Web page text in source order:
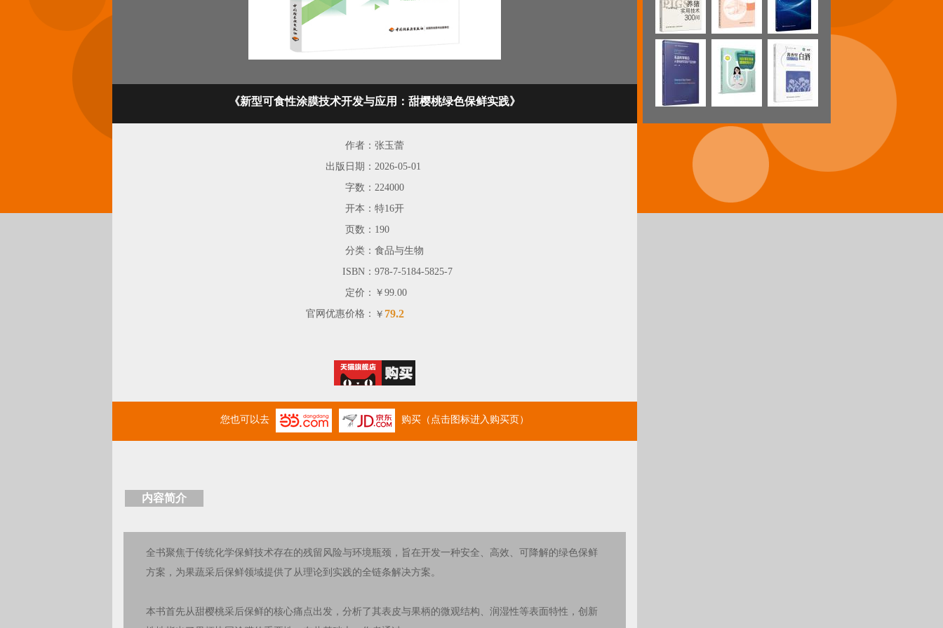
《新型可食性涂膜技术开发与应用：甜樱桃绿色保鲜实践》
作者： 张玉蕾
出版日期： 2026-05-01
字数： 224000
开本： 特16开
页数： 190
分类： 食品与生物
ISBN： 978-7-5184-5825-7
定价： ￥99.00
官网优惠价格： ￥ 79.2
您也可以去 购买（点击图标进入购买页）
内容简介
全书聚焦于传统化学保鲜技术存在的残留风险与环境瓶颈，旨在开发一种安全、高效、可降解的绿色保鲜
方案，为果蔬采后保鲜领域提供了从理论到实践的全链条解决方案。
本书首先从甜樱桃采后保鲜的核心痛点出发，分析了其表皮与果柄的微观结构、润湿性等表面特性，创新